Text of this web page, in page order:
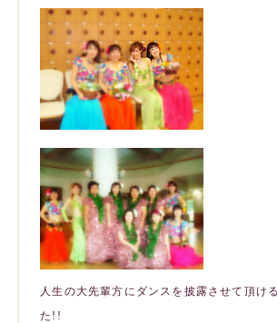
人生の大先輩方にダンスを披露させて頂け
た!!